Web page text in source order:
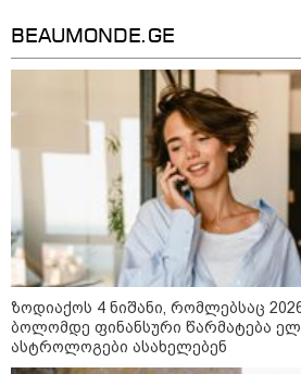
შსს -
კურიერზე
ბრალდებით
კიდევ 2
კი
ტარდება
სებ - აშშ-ის
ეროვნული
სუბიექტს
რუსებმა
დაარტყეს,
დაშავებულები
BEAUMONDE.GE
ზოდიაქოს 4 ნიშანი, რომლებსაც
ბოლომდე ფინანსური წარმატება
ასტროლოგები ასახელებენ